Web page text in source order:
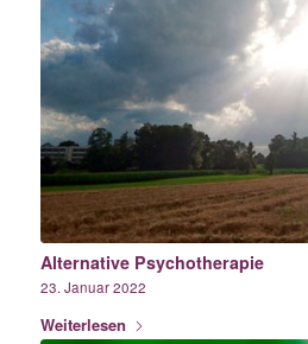
Alternative Psychotherapie
23. Januar 2022
Weiterlesen